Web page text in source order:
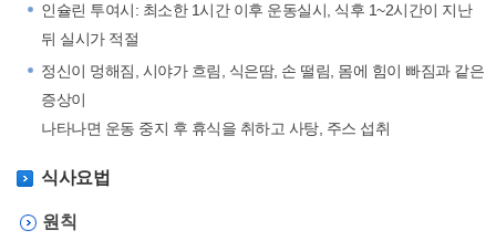
인슐린 투여시: 최소한 1시간 이후 운동실시, 식후 1~2시간이 지난
뒤 실시가 적절
정신이 멍해짐, 시야가 흐림, 식은땀, 손 떨림, 몸에 힘이 빠짐과 같은
증상이
나타나면 운동 중지 후 휴식을 취하고 사탕, 주스 섭취
식사요법
원칙